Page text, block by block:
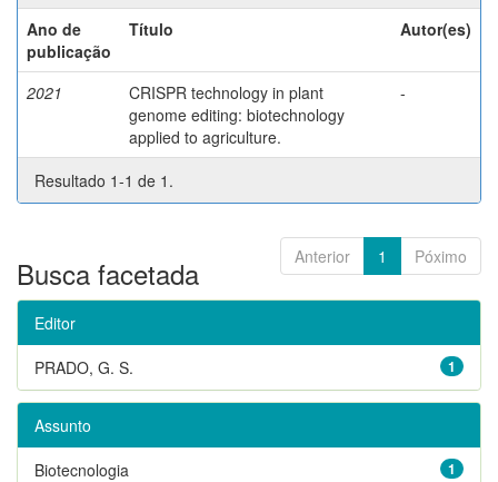
Ano de
publicação
Título Autor(es)
2021
CRISPR technology in plant
genome editing: biotechnology
applied to agriculture.
-
Resultado 1-1 de 1.
Anterior 1 Póximo
Busca facetada
Editor
1
PRADO, G. S.
Assunto
1
Biotecnologia